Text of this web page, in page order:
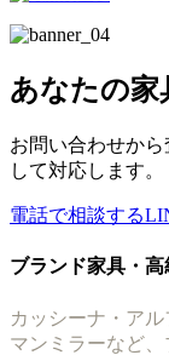
あなたの家
お問い合わせか
して対応します。
電話で相談する
ブランド家具・
カッシーナ・ア
マンミラーなど